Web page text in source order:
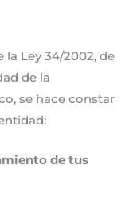
Ley 34/2002, de
de la
se hace constar
de tus